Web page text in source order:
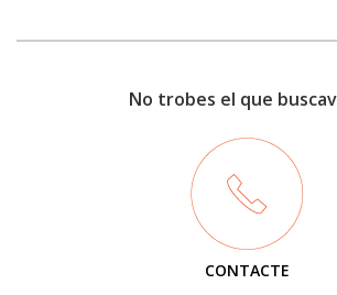
No trobes el que
CONTACTE